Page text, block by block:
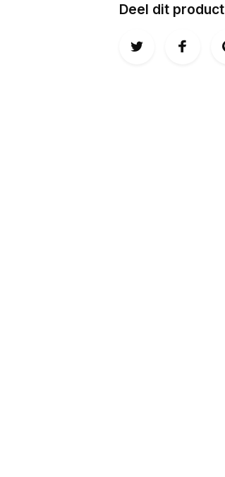
Deel dit product